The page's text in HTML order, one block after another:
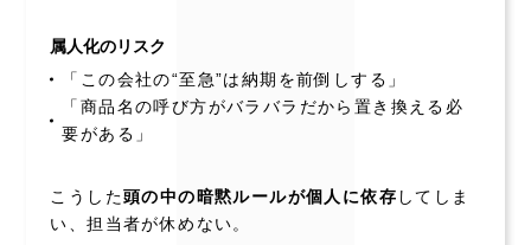
属人化のリスク
「この会社の“至急”は納期を前倒しする」
「商品名の呼び方がバラバラだから置き換える必
要がある」
こうした頭の中の暗黙ルールが個人に依存 してしま
い、担当者が休めない。